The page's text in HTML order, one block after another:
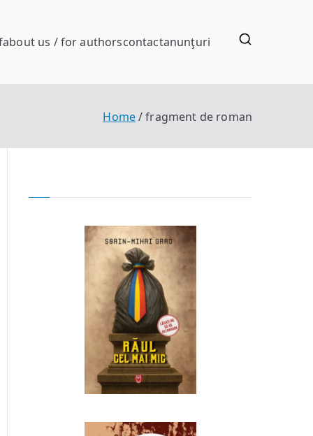
about us / for authorscontactanunţuri
Home fragment de roman